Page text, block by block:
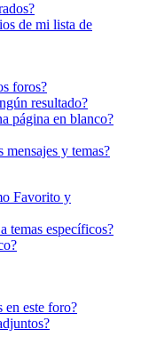
de mi lista de
foros?
resultado?
página en blanco?
y temas?
Favorito y
temas específicos?
en este foro?